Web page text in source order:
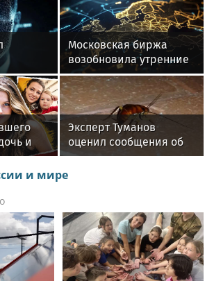
к
Московская биржа
возобновила утренние
сессии 27 января 2025
года
и
живет
Эксперт Туманов
оценил сообщения об
атаке американских
тараканов на дачи
и мире